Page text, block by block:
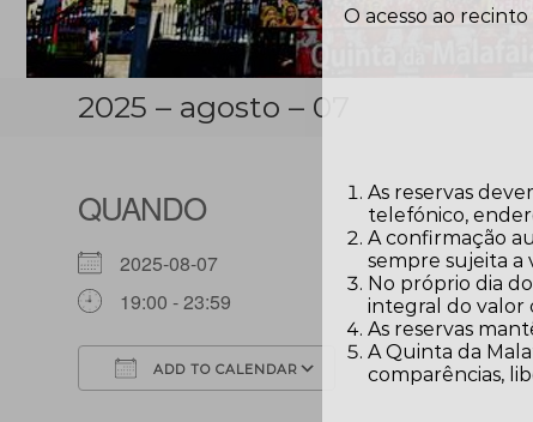
2025 – agosto – 07
QUANDO
2025-08-07
19:00 - 23:59
ADD TO CALENDAR
O acesso ao
As reservas
telefónico,
A confirmação
sempre sujeita a
No próprio dia
integral do valor
As reservas
A Quinta da
comparências,